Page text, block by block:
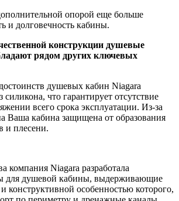
опорой еще больше
и долговечность кабины.
конструкции душевые
рядом других ключевых
душевых кабин Niagara
силикона, что гарантирует отсутствие
всего срока эксплуатации. Из-за
Ваша кабина защищена от образования
и плесени.
компания Niagara разработала
для душевой кабины, выдерживающие
и конструктивной особенностью которого,